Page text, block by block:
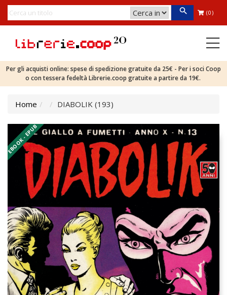
(0)
Per gli acquisti online: spese di spedizione gratuite da 25€ - Per i soci Coop
o con tessera fedeltà Librerie.coop gratuite a partire da 19€.
Home DIABOLIK (193)
EBOOK - EPUB